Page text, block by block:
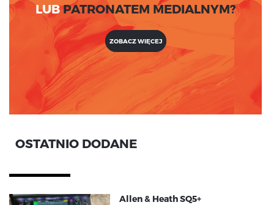
LUBPATRONATEM MEDIALNYM?
ZOBACZ WIĘCEJ
OSTATNIO DODANE
Allen & Heath SQ5+